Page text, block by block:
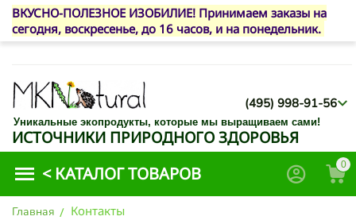
ВКУСНО-ПОЛЕЗНОЕ ИЗОБИЛИЕ! Принимаем заказы на
сегодня, воскресенье, до 16 часов, и на понедельник.
(495) 998-91-56
Уникальные экопродукты, которые мы выращиваем сами!
ИСТОЧНИКИ ПРИРОДНОГО ЗДОРОВЬЯ
< КАТАЛОГ ТОВАРОВ 0
Главная / Контакты